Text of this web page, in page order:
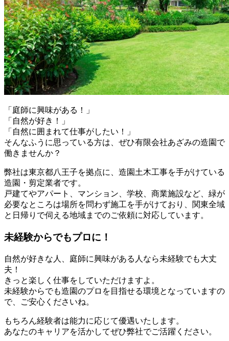
「庭師に興味がある！」
「自然が好き！」
「自然に囲まれて仕事がしたい！」
そんなふうに思っている方は、ぜひ有限会社あざみの造園で
働きませんか？
弊社は東京都八王子を拠点に、造園土木工事を手がけている
造園・剪定業者です。
戸建てやアパート、マンション、学校、商業施設など、緑が
必要なところは場所を問わず施工を手がけており、関東全域
と日帰りで伺える地域までのご依頼に対応しています。
未経験からでもプロに！
自然が好きな人、庭師に興味がある人なら未経験でも大丈
夫！
きっと楽しく仕事をしていただけますよ。
未経験からでも造園のプロを目指せる環境となっていますの
で、ご安心くださいね。
もちろん経験者は能力に応じて優遇いたします。
あなたのキャリアを活かしてぜひ弊社でご活躍ください。